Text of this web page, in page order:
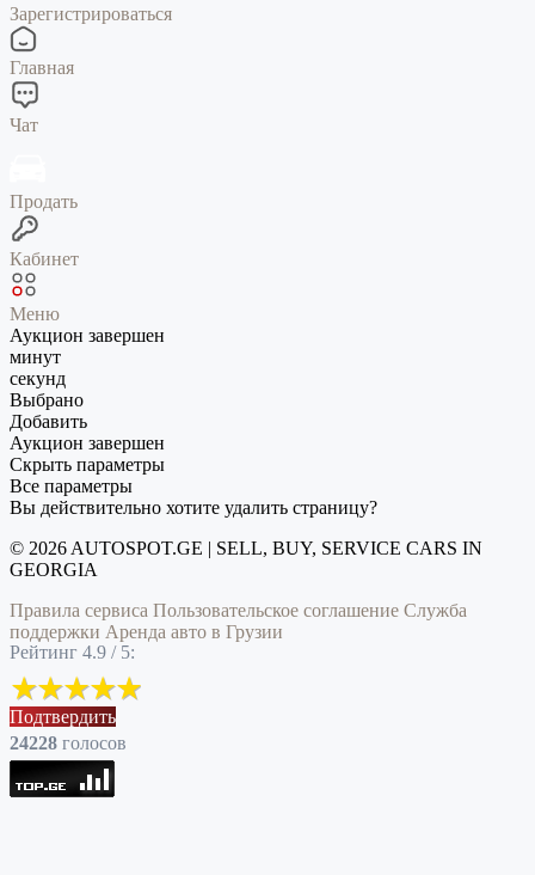
Зарегистрироваться
Главная
Чат
Продать
Кабинет
Меню
Аукцион завершен
минут
секунд
Выбрано
Добавить
Аукцион завершен
Скрыть параметры
Все параметры
Вы действительно хотите удалить страницу?
© 2026 AUTOSPOT.GE | SELL, BUY, SERVICE CARS IN
GEORGIA
Правила сервиса Пользовательское соглашение Служба
поддержки Аренда авто в Грузии
Рейтинг 4.9 / 5:
Подтвердить
24228 голоcов